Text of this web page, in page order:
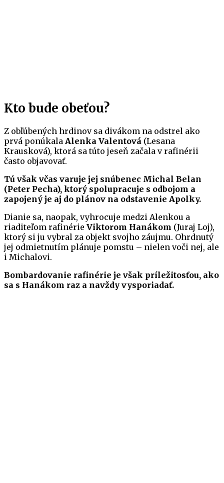
Kto bude obeťou?
Z obľúbených hrdinov sa divákom na odstrel ako
prvá ponúkala Alenka Valentová (Lesana
Krausková), ktorá sa túto jeseň začala v rafinérii
často objavovať.
Tú však včas varuje jej snúbenec Michal Belan
(Peter Pecha), ktorý spolupracuje s odbojom a
zapojený je aj do plánov na odstavenie Apolky.
Dianie sa, naopak, vyhrocuje medzi Alenkou a
riaditeľom rafinérie Viktorom Hanákom (Juraj Loj),
ktorý si ju vybral za objekt svojho záujmu. Ohrdnutý
jej odmietnutím plánuje pomstu – nielen voči nej, ale
i Michalovi.
Bombardovanie rafinérie je však príležitosťou, ako
sa s Hanákom raz a navždy vysporiadať.